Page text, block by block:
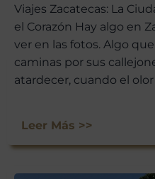
Viajes Zacatecas: La
el Corazón Hay algo en
ver en las fotos. Algo
caminas por sus
atardecer, cuando el olor
Leer Más >>